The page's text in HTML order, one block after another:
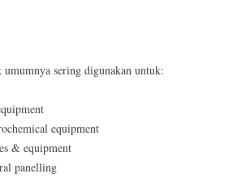
umumnya sering digunakan untuk:
equipment
& equipment
panelling